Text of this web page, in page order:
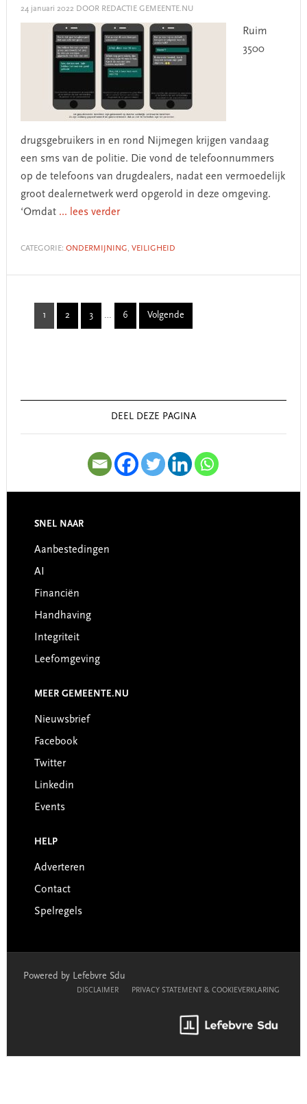
24 januari 2022DOOR REDACTIE GEMEENTE.NU
Ruim
3500
drugsgebruikers in en rond Nijmegen krijgen vandaag
een sms van de politie. Die vond de telefoonnummers
op de telefoons van drugdealers, nadat een vermoedelijk
groot dealernetwerk werd opgerold in deze omgeving.
‘Omdat ... lees verder
CATEGORIE: ONDERMIJNING, VEILIGHEID
Page
1 Page
2 Page
3
Interim
pages
… Page
6 Volgende
Sidebar
DEEL DEZE PAGINA
Footer
SNEL NAAR
Aanbestedingen
AI
Financiën
Handhaving
Integriteit
Leefomgeving
MEER GEMEENTE.NU
Nieuwsbrief
Facebook
Twitter
Linkedin
Events
HELP
Adverteren
Contact
Spelregels
Powered by Lefebvre Sdu
DISCLAIMER PRIVACY STATEMENT & COOKIEVERKLARING